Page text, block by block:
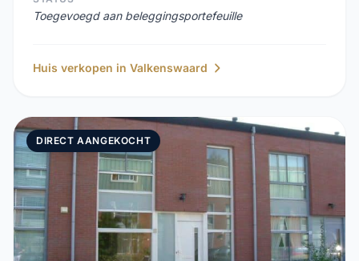
Toegevoegd aan beleggingsportefeuille
Huis verkopen in Valkenswaard
DIRECT AANGEKOCHT